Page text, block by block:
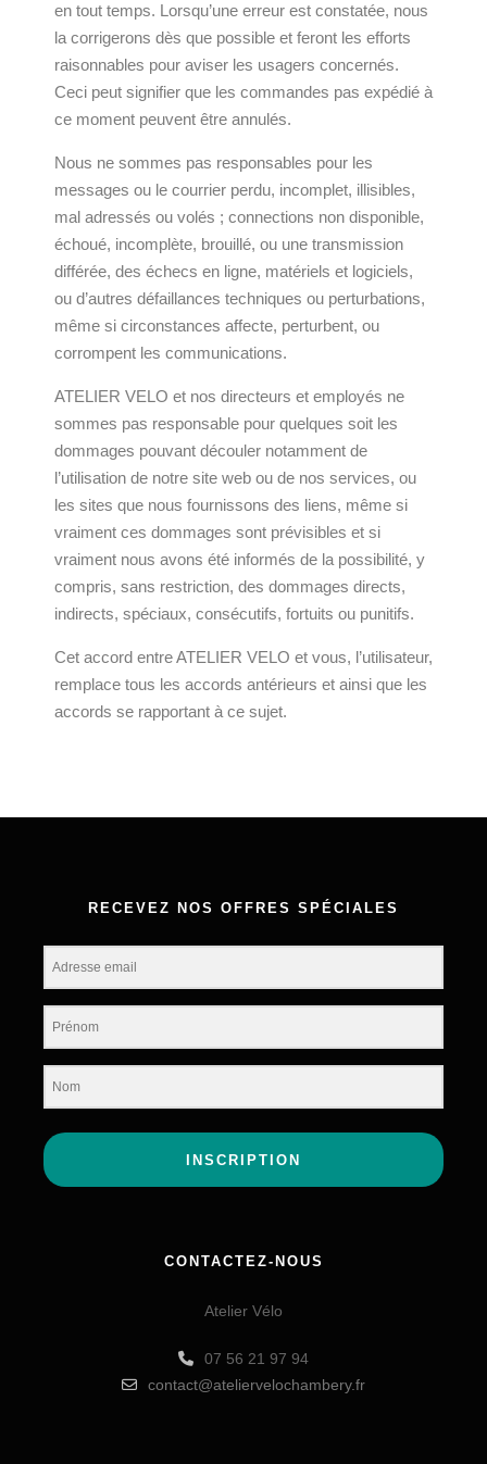
en tout temps. Lorsqu’une erreur est constatée, nous
la corrigerons dès que possible et feront les efforts
raisonnables pour aviser les usagers concernés.
Ceci peut signifier que les commandes pas expédié à
ce moment peuvent être annulés.
Nous ne sommes pas responsables pour les
messages ou le courrier perdu, incomplet, illisibles,
mal adressés ou volés ; connections non disponible,
échoué, incomplète, brouillé, ou une transmission
différée, des échecs en ligne, matériels et logiciels,
ou d’autres défaillances techniques ou perturbations,
même si circonstances affecte, perturbent, ou
corrompent les communications.
ATELIER VELO et nos directeurs et employés ne
sommes pas responsable pour quelques soit les
dommages pouvant découler notamment de
l’utilisation de notre site web ou de nos services, ou
les sites que nous fournissons des liens, même si
vraiment ces dommages sont prévisibles et si
vraiment nous avons été informés de la possibilité, y
compris, sans restriction, des dommages directs,
indirects, spéciaux, consécutifs, fortuits ou punitifs.
Cet accord entre ATELIER VELO et vous, l’utilisateur,
remplace tous les accords antérieurs et ainsi que les
accords se rapportant à ce sujet.
RECEVEZ NOS OFFRES SPÉCIALES
INSCRIPTION
CONTACTEZ-NOUS
Atelier Vélo
07 56 21 97 94
contact@ateliervelochambery.fr